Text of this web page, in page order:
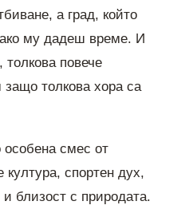
а град, който
му дадеш време. И
толкова повече
толкова хора са
особена смес от
спортен дух,
близост с природата.